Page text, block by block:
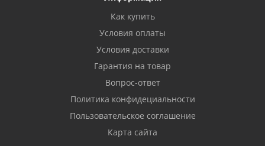
Как купить
Условия оплаты
Условия доставки
Гарантия на товар
Вопрос-ответ
Политика конфидециальности
Пользовательское соглашение
Карта сайта